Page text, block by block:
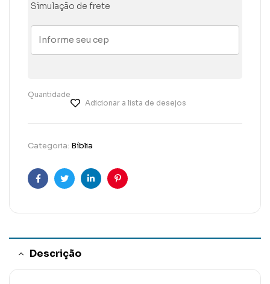
Simulação de frete
Quantidade
Adicionar a lista de desejos
Categoria: Bíblia
FacebookTwitterLinkedinPinterest
Descrição